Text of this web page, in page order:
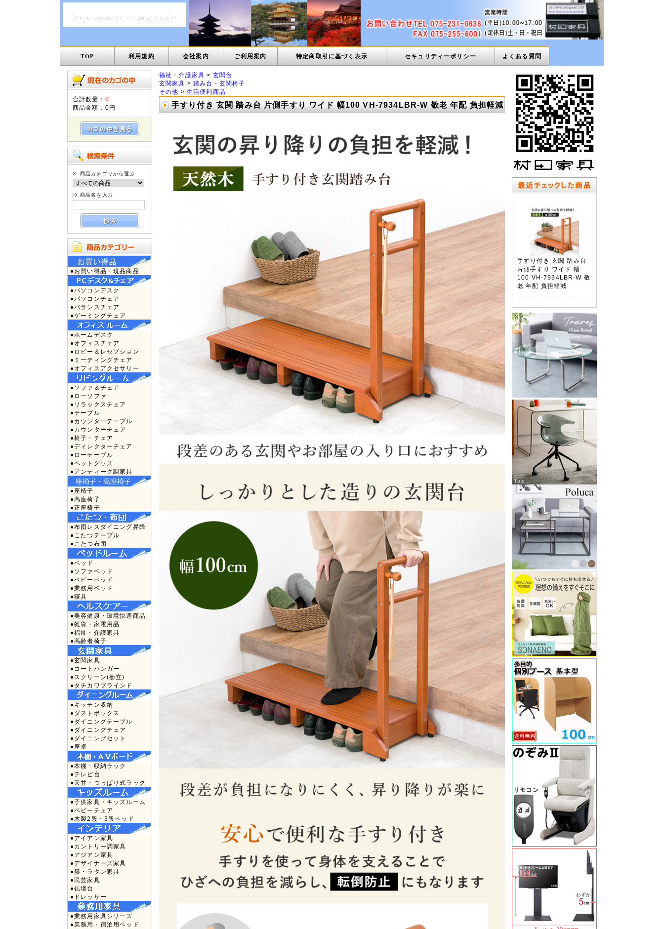
TOP 利用規約 会社案内 ご利用案内 特定商取引に基づく表示 セキュリティーポリシー よくある質問
合計数量： 0
商品金額： 0円
商品カテゴリから選ぶ
商品名を入力
●お買い得品・現品商品
●パソコンデスク
●パソコンチェア
●バランスチェア
●ゲーミングチェア
●ホームデスク
●オフィスチェア
●ロビー＆レセプション
●ミーティングチェア
●オフィスアクセサリー
●ソファ＆チェア
●ローソファ
●リラックスチェア
●テーブル
●カウンターテーブル
●カウンターチェア
●椅子・チェア
●ディレクターチェア
●ローテーブル
●ペットグッズ
●アンティーク調家具
●座椅子
●高座椅子
●正座椅子
●布団レスダイニング昇降
●こたつテーブル
●こたつ布団
●ベッド
●ソファベッド
●ベビーベッド
●業務用ベッド
●寝具
●美容健康・環境快適商品
●雑貨・家電用品
●福祉・介護家具
●高齢者椅子
●玄関家具
●コートハンガー
●スクリーン(衝立)
●タチカワブラインド
●キッチン収納
●ダストボックス
●ダイニングテーブル
●ダイニングチェア
●ダイニングセット
●座卓
●本棚・収納ラック
●テレビ台
●天井・つっぱり式ラック
●子供家具・キッズルーム
●ベビーチェア
●木製2段・3段ベッド
●アイアン家具
●カントリー調家具
●アジアン家具
●デザイナーズ家具
●籐・ラタン家具
●民芸家具
●仏壇台
●ドレッサー
●業務用家具シリーズ
●業務用・宿泊用ベッド
福祉・介護家具 > 玄関台
玄関家具 >踏み台・玄関椅子
その他 > 生活便利商品
手すり付き 玄関 踏み台 片側手すり ワイド 幅100 VH-7934LBR-W 敬老 年配 負担軽減
手すり付き 玄関 踏み台
片側手すり ワイド 幅
100 VH-7934LBR-W 敬
老 年配 負担軽減